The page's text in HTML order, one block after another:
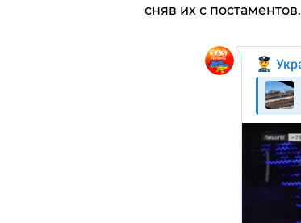
сняв их с постаментов.